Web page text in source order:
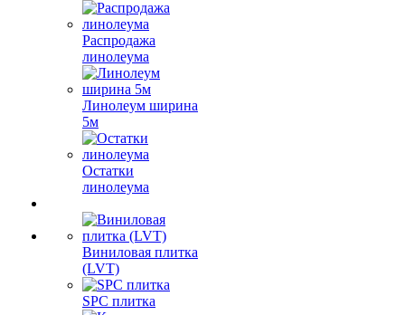
Распродажа
линолеума
Линолеум ширина
5м
Остатки
линолеума
Виниловая плитка
(LVT)
SPC плитка